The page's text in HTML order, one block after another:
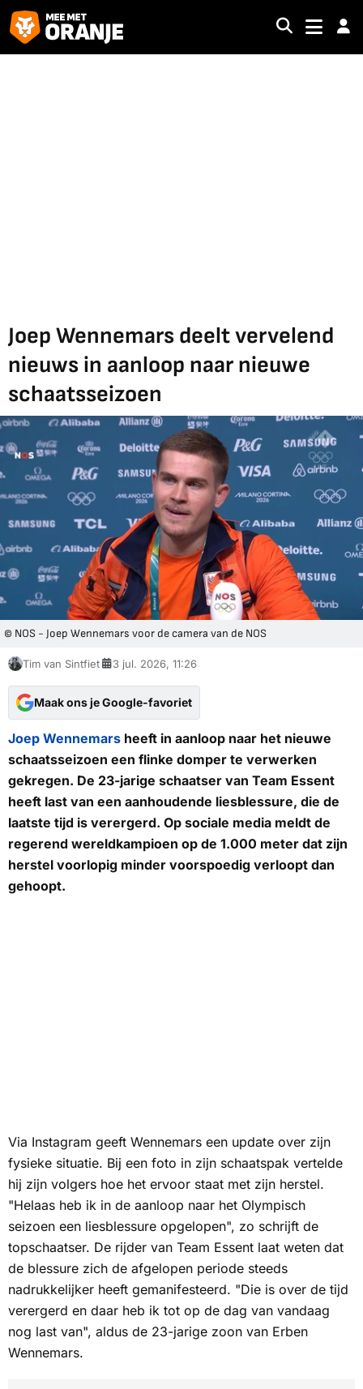
Joep Wennemars deelt vervelend
nieuws in aanloop naar nieuwe
schaatsseizoen
© NOS - Joep Wennemars voor de camera van de NOS
Tim van Sintfiet 3 jul. 2026, 11:26
Maak ons je Google-favoriet
Joep Wennemars heeft in aanloop naar het nieuwe
schaatsseizoen een flinke domper te verwerken
gekregen. De 23-jarige schaatser van Team Essent
heeft last van een aanhoudende liesblessure, die de
laatste tijd is verergerd. Op sociale media meldt de
regerend wereldkampioen op de 1.000 meter dat zijn
herstel voorlopig minder voorspoedig verloopt dan
gehoopt.
Via Instagram geeft Wennemars een update over zijn
fysieke situatie. Bij een foto in zijn schaatspak vertelde
hij zijn volgers hoe het ervoor staat met zijn herstel.
"Helaas heb ik in de aanloop naar het Olympisch
seizoen een liesblessure opgelopen", zo schrijft de
topschaatser. De rijder van Team Essent laat weten dat
de blessure zich de afgelopen periode steeds
nadrukkelijker heeft gemanifesteerd. "Die is over de tijd
verergerd en daar heb ik tot op de dag van vandaag
nog last van", aldus de 23-jarige zoon van Erben
Wennemars.